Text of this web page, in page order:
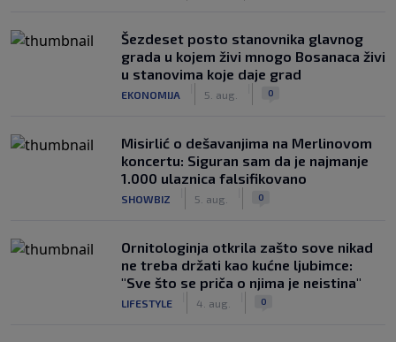
Šezdeset posto stanovnika glavnog
grada u kojem živi mnogo Bosanaca živi
u stanovima koje daje grad
EKONOMIJA 5. aug. 0
Misirlić o dešavanjima na Merlinovom
koncertu: Siguran sam da je najmanje
1.000 ulaznica falsifikovano
SHOWBIZ 5. aug. 0
Ornitologinja otkrila zašto sove nikad
ne treba držati kao kućne ljubimce:
"Sve što se priča o njima je neistina"
LIFESTYLE 4. aug. 0